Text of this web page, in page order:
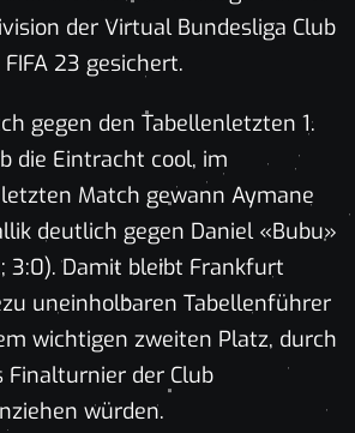
der Virtual Bundesliga Club
23 gesichert.
gegen den Tabellenletzten 1.
die Eintracht cool, im
Match gewann Aymane
deutlich gegen Daniel «Bubu»
3:0). Damit bleibt Frankfurt
uneinholbaren Tabellenführer
wichtigen zweiten Platz, durch
Finalturnier der Club
würden.